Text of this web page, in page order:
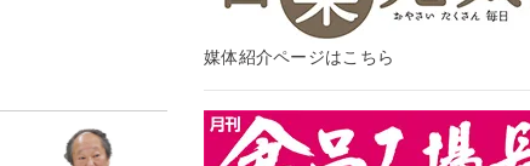
媒体紹介ページはこちら